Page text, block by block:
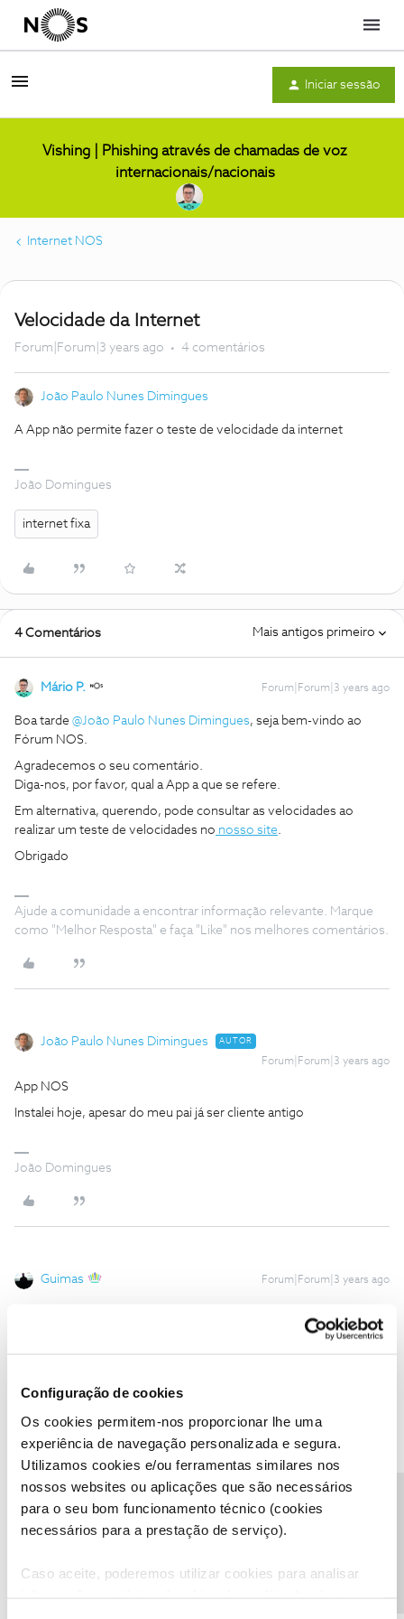
Configuração de cookies
Os cookies permitem-nos proporcionar lhe uma
experiência de navegação personalizada e segura.
Utilizamos cookies e/ou ferramentas similares nos
nossos websites ou aplicações que são necessários
para o seu bom funcionamento técnico (cookies
necessários para a prestação de serviço).
Caso aceite, poderemos utilizar cookies para analisar
Menu
Iniciar sessão
Vishing | Phishing através de chamadas de voz
internacionais/nacionais
Internet NOS
Velocidade da Internet
Forum|Forum|3 years ago 4 comentários
João Paulo Nunes Dimingues
A App não permite fazer o teste de velocidade da internet
João Domingues
internet fixa
4 Comentários Mais antigos primeiro
Mário P. Forum|Forum|3 years ago
Boa tarde @João Paulo Nunes Dimingues, seja bem-vindo ao
Fórum NOS.
Agradecemos o seu comentário.
Diga-nos, por favor, qual a App a que se refere.
Em alternativa, querendo, pode consultar as velocidades ao
realizar um teste de velocidades no nosso site.
Obrigado
Ajude a comunidade a encontrar informação relevante. Marque
como "Melhor Resposta" e faça "Like" nos melhores comentários.
João Paulo Nunes Dimingues AUTOR
Forum|Forum|3 years ago
App NOS
Instalei hoje, apesar do meu pai já ser cliente antigo
João Domingues
Guimas Forum|Forum|3 years ago
Mário P. Forum|Forum|3 years ago
@João Paulo Nunes Dimingues
@Guimasdeu uma boa ajuda.
Conheça todas as funcionalidades da App NOS em: